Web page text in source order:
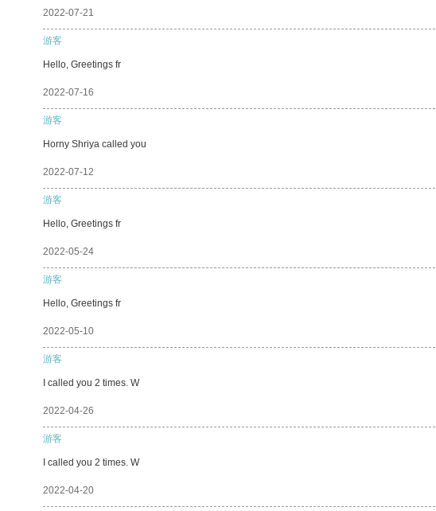
2022-07-21
游客
Hello, Greetings fr
2022-07-16
游客
Horny Shriya called you
2022-07-12
游客
Hello, Greetings fr
2022-05-24
游客
Hello, Greetings fr
2022-05-10
游客
I called you 2 times. W
2022-04-26
游客
I called you 2 times. W
2022-04-20